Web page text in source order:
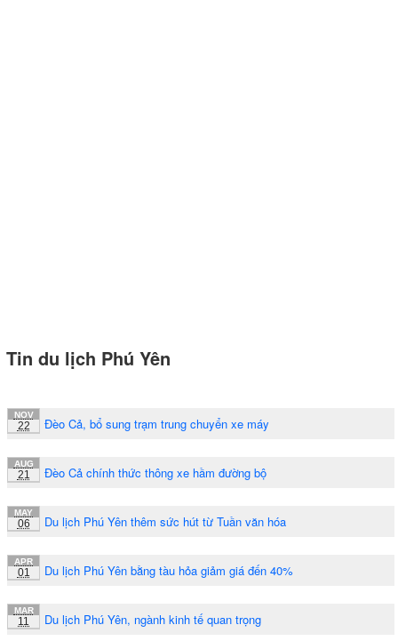
Tin du lịch Phú Yên
NOV
22 Đèo Cả, bổ sung trạm trung chuyển xe máy
AUG
21 Đèo Cả chính thức thông xe hầm đường bộ
MAY
06 Du lịch Phú Yên thêm sức hút từ Tuần văn hóa
APR
01 Du lịch Phú Yên bằng tàu hỏa giảm giá đến 40%
MAR
11 Du lịch Phú Yên, ngành kinh tế quan trọng